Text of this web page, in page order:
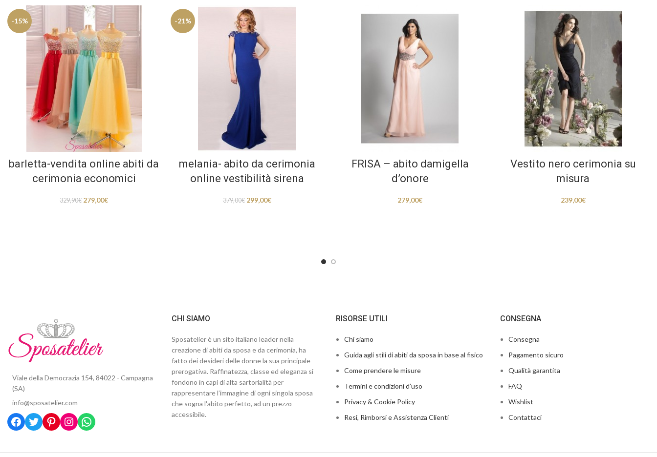
-15%
barletta-vendita online abiti da
cerimonia economici
329,90€ 279,00€
-21%
melania- abito da cerimonia
online vestibilità sirena
379,00€ 299,00€
FRISA – abito damigella
d’onore
279,00€
Vestito nero cerimonia su
misura
239,00€
Viale della Democrazia 154, 84022 - Campagna
(SA)
info@sposatelier.com
CHI SIAMO
Sposatelier è un sito italiano leader nella
creazione di abiti da sposa e da cerimonia, ha
fatto dei desideri delle donne la sua principale
prerogativa. Raffinatezza, classe ed eleganza si
fondono in capi di alta sartorialità per
rappresentare l’immagine di ogni singola sposa
che sogna l'abito perfetto, ad un prezzo
accessibile.
RISORSE UTILI
Chi siamo
Guida agli stili di abiti da sposa in base al fisico
Come prendere le misure
Termini e condizioni d’uso
Privacy & Cookie Policy
Resi, Rimborsi e Assistenza Clienti
CONSEGNA
Consegna
Pagamento sicuro
Qualità garantita
FAQ
Wishlist
Contattaci